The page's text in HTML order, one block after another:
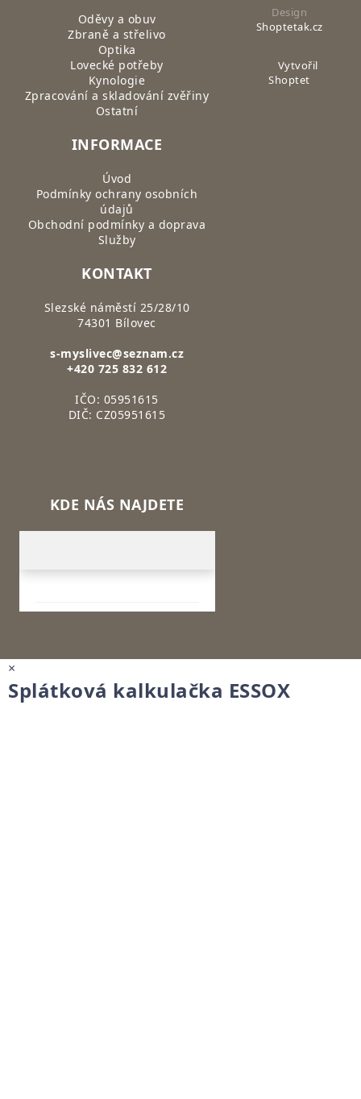
Oděvy a obuv
Zbraně a střelivo
Optika
Lovecké potřeby
Kynologie
Zpracování a skladování zvěřiny
Ostatní
INFORMACE
Úvod
Podmínky ochrany osobních
údajů
Obchodní podmínky a doprava
Služby
KONTAKT
Slezské náměstí 25/28/10
74301 Bílovec
s-myslivec@seznam.cz
+420 725 832 612
IČO: 05951615
DIČ: CZ05951615
KDE NÁS NAJDETE
Design
Shoptetak.cz
Vytvořil
Shoptet
×
Splátková kalkulačka ESSOX